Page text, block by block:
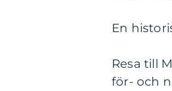
En
Resa till
för- och